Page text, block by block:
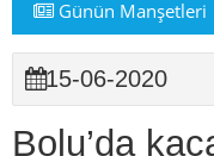
Günün Manşetleri
15-06-2020
Bolu’da